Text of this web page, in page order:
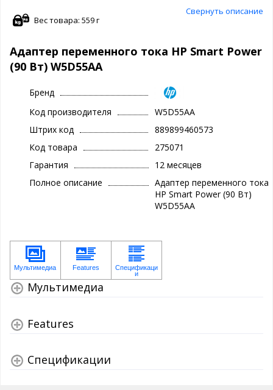
Свернуть описание
Вес товара: 559 г
Адаптер переменного тока HP Smart Power
(90 Вт) W5D55AA
Бренд
Код производителя
W5D55AA
Штрих код
889899460573
Код товара
275071
Гарантия
12 месяцев
Полное описание
Адаптер переменного тока
HP Smart Power (90 Вт)
W5D55AA
Мультимедиа
Features
Спецификации